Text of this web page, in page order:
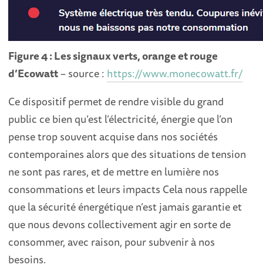
Figure 4 : Les signaux verts, orange et rouge
d’Ecowatt– source : https://www.monecowatt.fr/
Ce dispositif permet de rendre visible du grand
public ce bien qu’est l’électricité, énergie que l’on
pense trop souvent acquise dans nos sociétés
contemporaines alors que des situations de tension
ne sont pas rares, et de mettre en lumière nos
consommations et leurs impacts Cela nous rappelle
que la sécurité énergétique n’est jamais garantie et
que nous devons collectivement agir en sorte de
consommer, avec raison, pour subvenir à nos
besoins.